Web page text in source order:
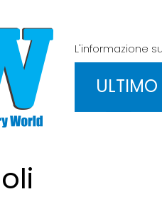
L'informazione